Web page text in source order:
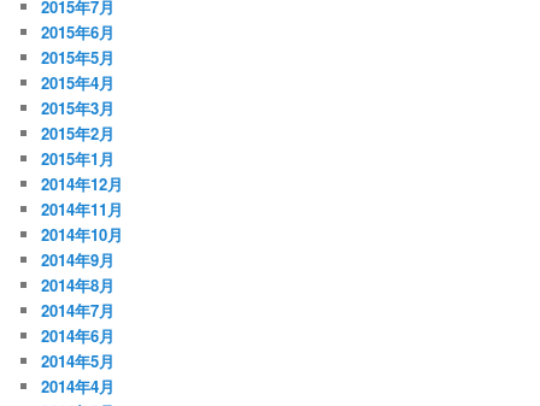
2015年7月
2015年6月
2015年5月
2015年4月
2015年3月
2015年2月
2015年1月
2014年12月
2014年11月
2014年10月
2014年9月
2014年8月
2014年7月
2014年6月
2014年5月
2014年4月